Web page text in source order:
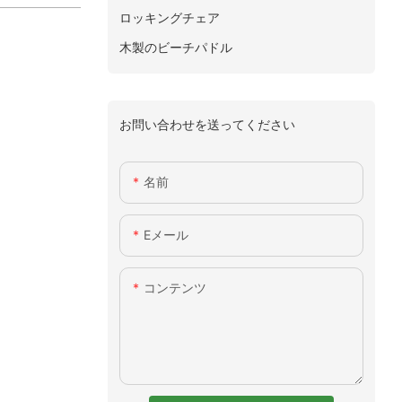
ロッキングチェア
木製のビーチパドル
お問い合わせを送ってください
名前
Eメール
コンテンツ